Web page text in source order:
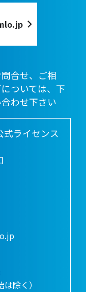
合せ、ご相
ついては、下
わせ下さい
式ライセンス
除く）